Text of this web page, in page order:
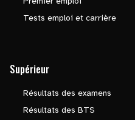
Tests emploi et carrière
Supérieur
Résultats des examens
Résultats des BTS